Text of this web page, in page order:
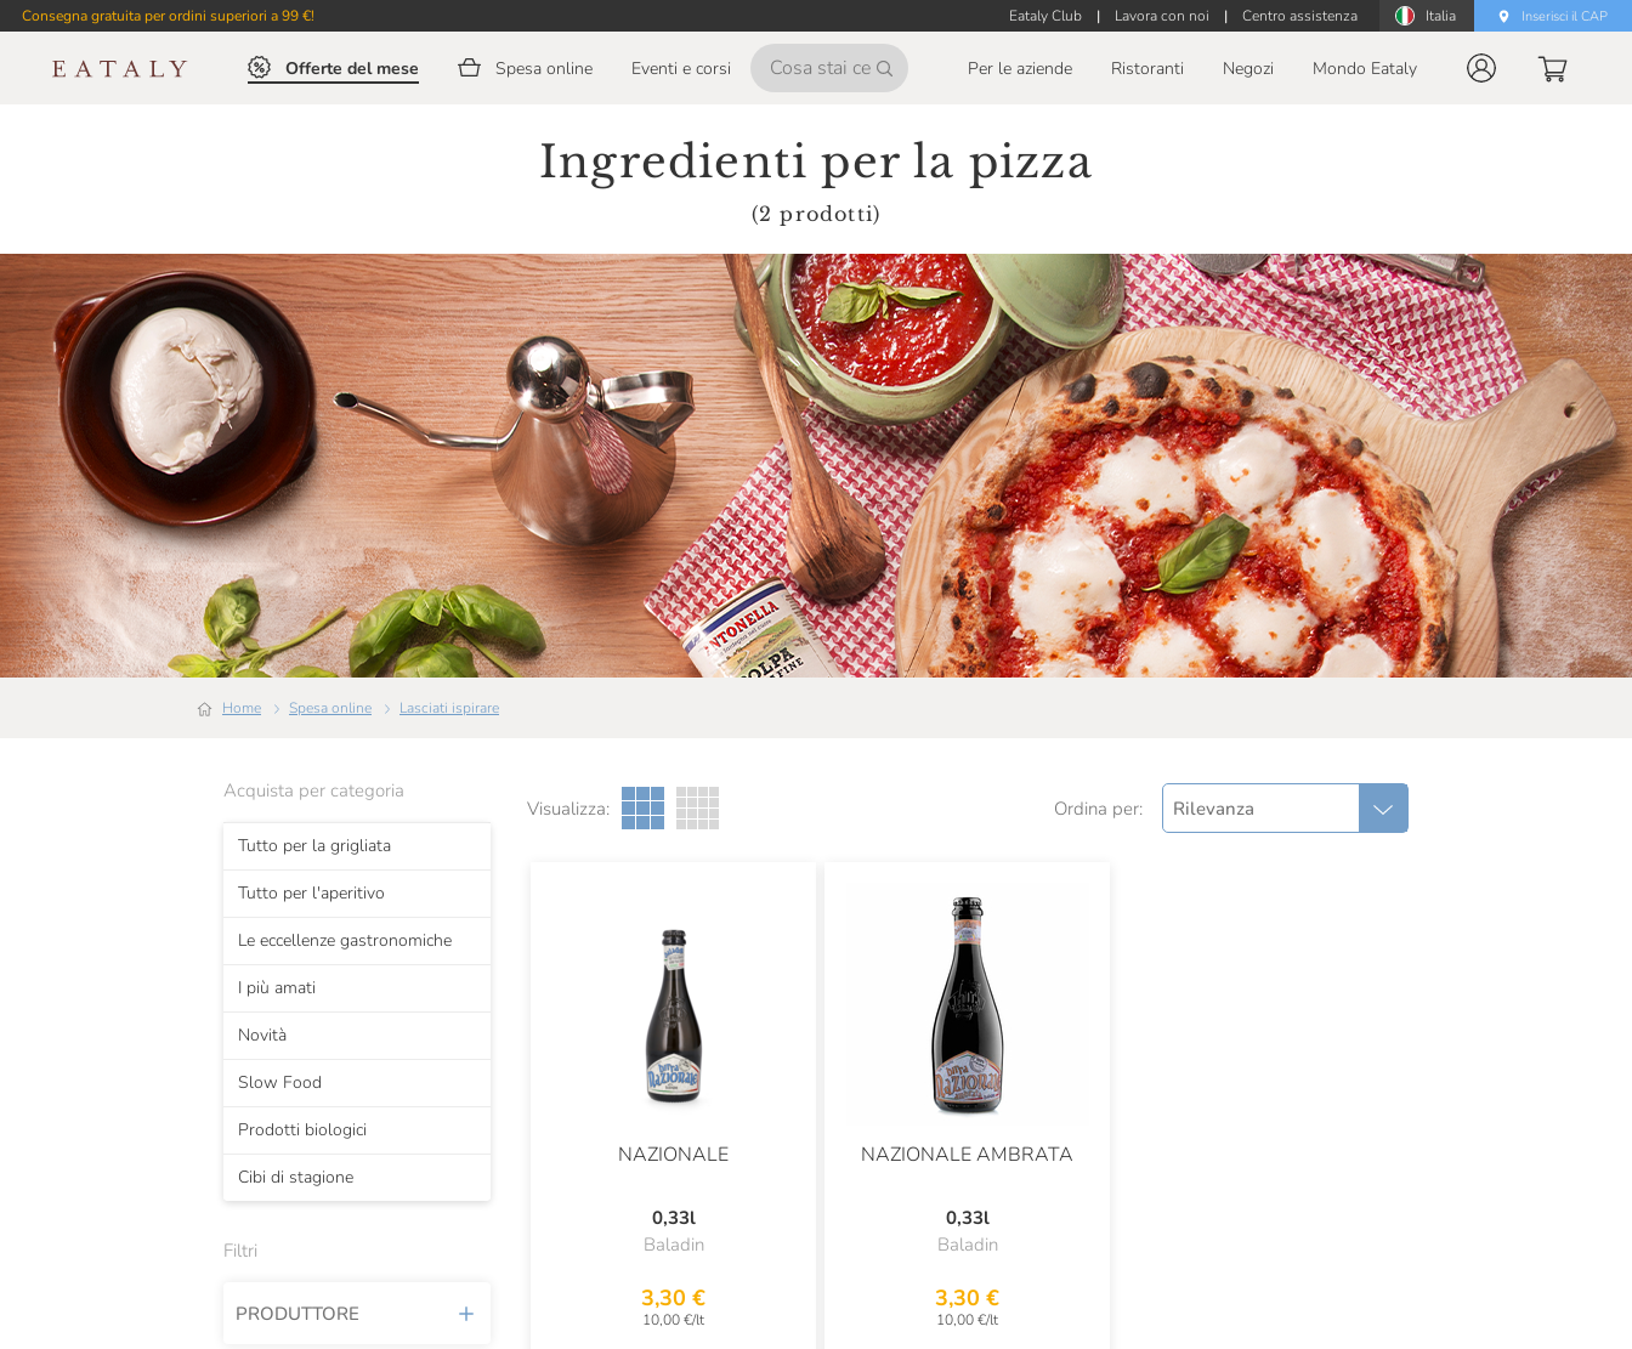
Consegna gratuita per ordini superiori a 99 €! Eataly Club | Lavora con noi | Centro assistenza Italia Inserisci il CAP
Offerte del mese Spesa online Eventi e corsi Per le aziende Ristoranti Negozi Mondo Eataly
Ingredienti per la pizza
(2 prodotti)
Home Spesa online Lasciati ispirare
Acquista per categoria
Tutto per la grigliata
Tutto per l'aperitivo
Le eccellenze gastronomiche
I più amati
Novità
Slow Food
Prodotti biologici
Cibi di stagione
Filtri
PRODUTTORE
Visualizza: Ordina per: Rilevanza
NAZIONALE
0,33l
Baladin
3,30 €
10,00 €/lt
NAZIONALE AMBRATA
0,33l
Baladin
3,30 €
10,00 €/lt